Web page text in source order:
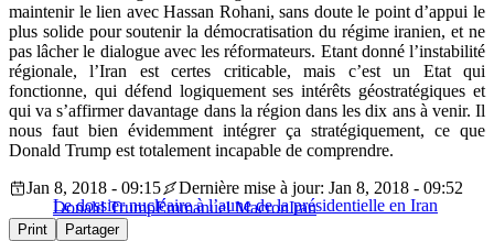
maintenir le lien avec Hassan Rohani, sans doute le point d’appui le
plus solide pour soutenir la démocratisation du régime iranien, et ne
pas lâcher le dialogue avec les réformateurs. Etant donné l’instabilité
régionale, l’Iran est certes criticable, mais c’est un Etat qui
fonctionne, qui défend logiquement ses intérêts géostratégiques et
qui va s’affirmer davantage dans la région dans les dix ans à venir. Il
nous faut bien évidemment intégrer ça stratégiquement, ce que
Donald Trump est totalement incapable de comprendre.
Le dossier nucléaire à l’aune de la présidentielle en Iran
Jan 8, 2018 - 09:15
Dernière mise à jour: Jan 8, 2018 - 09:52
Donald TrumpEmmanuel MacronIran
Print Partager